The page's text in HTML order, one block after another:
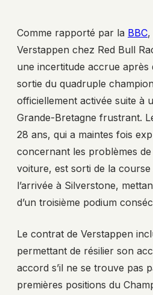
Comme rapporté par la BBC,
Verstappen chez Red Bull
une incertitude accrue après
sortie du quadruple
officiellement activée suite à
Grande-Bretagne frustrant.
28 ans, qui a maintes fois
concernant les problèmes de
voiture, est sorti de la
l’arrivée à Silverstone,
d’un troisième podium
Le contrat de Verstappen
permettant de résilier son
accord s’il ne se trouve pas
premières positions du